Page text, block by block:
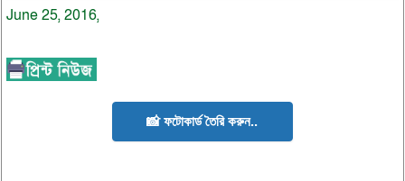
June 25, 2016,
📸 ফটোকার্ড তৈরি করুন..